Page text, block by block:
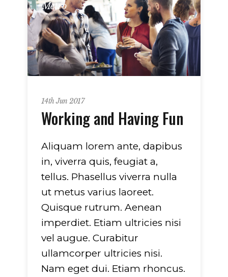
Metro
14th Jun 2017
Working and Having Fun
Aliquam lorem ante, dapibus
in, viverra quis, feugiat a,
tellus. Phasellus viverra nulla
ut metus varius laoreet.
Quisque rutrum. Aenean
imperdiet. Etiam ultricies nisi
vel augue. Curabitur
ullamcorper ultricies nisi.
Nam eget dui. Etiam rhoncus.